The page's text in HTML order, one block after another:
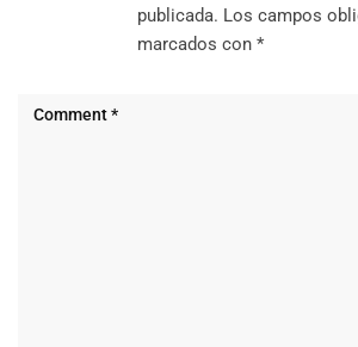
publicada. Los campos
marcados con *